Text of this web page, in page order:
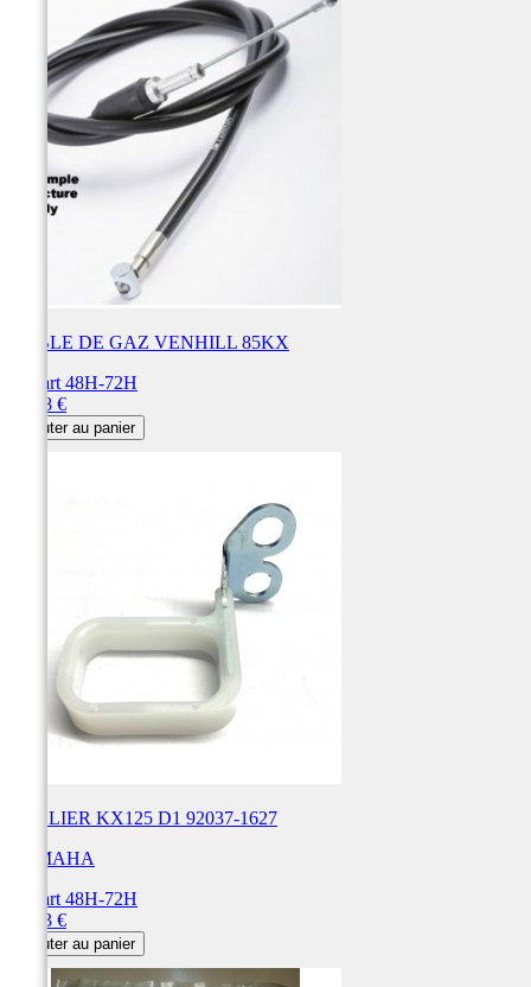
CABLE DE GAZ VENHILL 85KX
Départ 48H-72H
26,88 €
Ajouter au panier
COLLIER KX125 D1 92037-1627
YAMAHA
Départ 48H-72H
23,03 €
Ajouter au panier